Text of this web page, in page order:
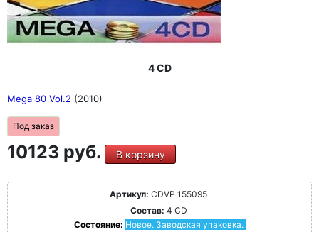
4 CD
Mega 80 Vol.2 (2010)
Под заказ
10123 руб. В корзину
Артикул: CDVP 155095
Состав: 4 CD
Состояние: Новое. Заводская упаковка.